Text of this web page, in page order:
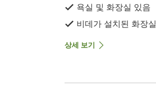
욕실 및 화장실 있음
비데가 설치된 화장실
상세 보기